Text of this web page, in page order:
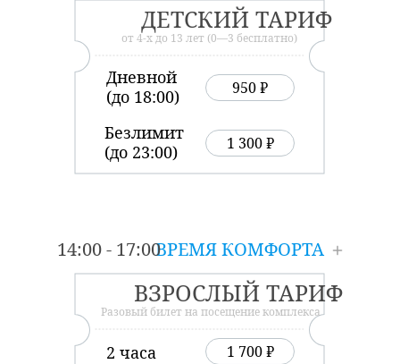
1 300 ₽
950 ₽
ДЕТСКИЙ ТАРИФ
Безлимит
(до 23:00)
от 4-х до 13 лет (0—3 бесплатно)
Дневной
(до 18:00)
ВРЕМЯ КОМФОРТА
14:00 - 17:00
1 700 ₽
ВЗРОСЛЫЙ ТАРИФ
Разовый билет на посещение комплекса
2 часа